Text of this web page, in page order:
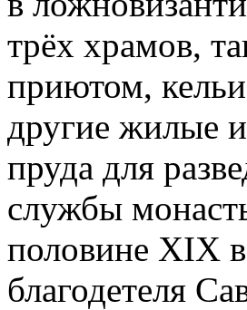
трёх храмов,
приютом,
другие жилые
пруда для
службы
половине XIX
благодетеля